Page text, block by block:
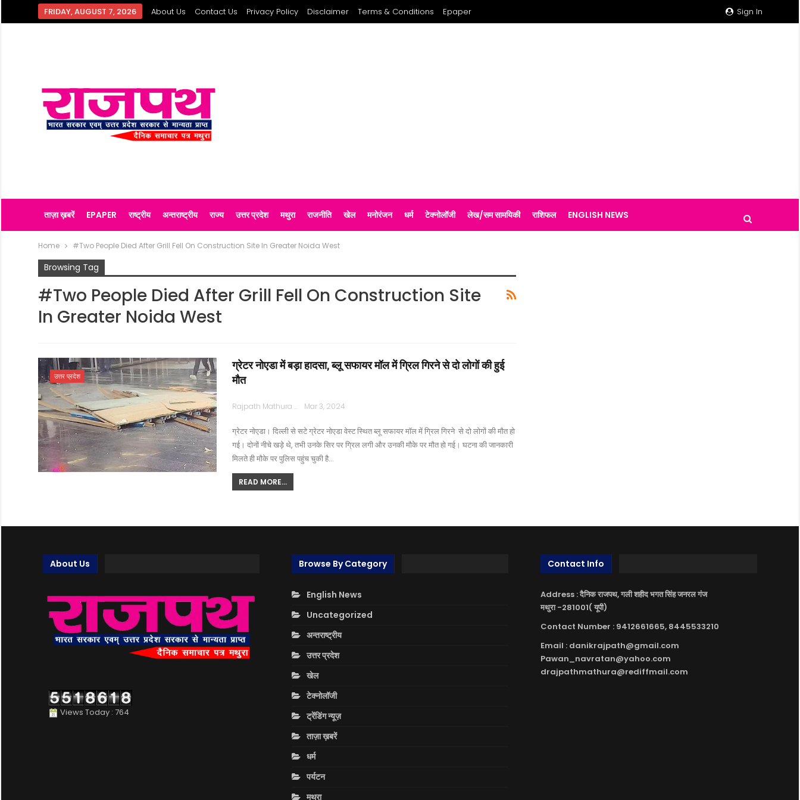
Sign In
FRIDAY, AUGUST 7, 2026 About Us Contact Us Privacy Policy Disclaimer Terms & Conditions Epaper
ताज़ा ख़बरें EPAPER राष्ट्रीय अन्तराष्ट्रीय राज्य उत्तर प्रदेश मथुरा राजनीति खेल मनोरंजन धर्म टेक्नोलॉजी लेख/सम सामयिकी राशिफल ENGLISH NEWS
Home #Two People Died After Grill Fell On Construction Site In Greater Noida West
Browsing Tag
#Two People Died After Grill Fell On Construction Site
In Greater Noida West
उत्तर प्रदेश
ग्रेटर नोएडा में बड़ा हादसा, ब्लू सफायर मॉल में ग्रिल गिरने से दो लोगों की हुई
मौत
Rajpath Mathura Mar 3, 2024
ग्रेटर नोएडा। दिल्ली से सटे ग्रेटर नोएडा वेस्ट स्थित ब्लू सफायर मॉल में ग्रिल गिरने से दो लोगों की मौत हो
गई। दोनों नीचे खड़े थे, तभी उनके सिर पर ग्रिल लगी और उनकी मौके पर मौत हो गई। घटना की जानकारी
मिलते ही मौके पर पुलिस पहुंच चुकी है…
READ MORE...
About Us
Views Today : 764
Browse By Category
English News
Uncategorized
अन्तराष्ट्रीय
उत्तर प्रदेश
खेल
टेक्नोलॉजी
ट्रेंडिंग न्यूज़
ताज़ा ख़बरें
धर्म
पर्यटन
मथुरा
Contact Info
Address : दैनिक राजपथ, गली शहीद भगत सिंह जनरल गंज
मथुरा -281001( यूपी)
Contact Number : 9412661665, 8445533210
Email : danikrajpath@gmail.com
Pawan_navratan@yahoo.com
drajpathmathura@rediffmail.com